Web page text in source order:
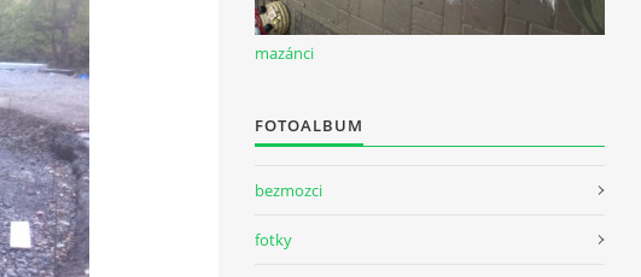
mazánci
FOTOALBUM
bezmozci
fotky